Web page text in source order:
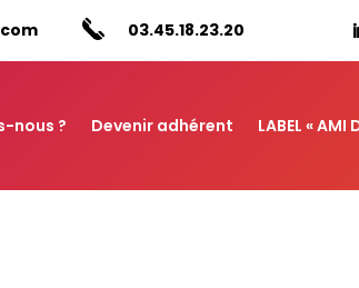
03.45.18.23.20
nous ? Devenir adhérent LABEL « AMI